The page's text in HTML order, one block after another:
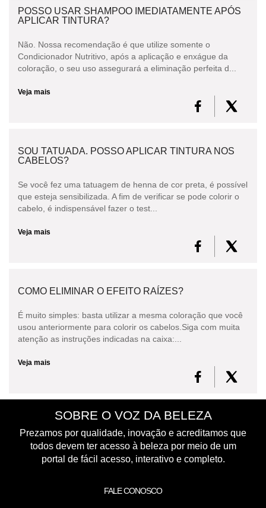
CONSULTORIA DE PRODUTOS L'ORÉAL
POSSO USAR SHAMPOO IMEDIATAMENTE APÓS
APLICAR TINTURA?
Não. Nossa recomendação é que utilize somente o
Condicionador Nutritivo, após a aplicação e enxágue da
coloração, o seu uso assegurará a eliminação perfeita d...
Veja mais
SOU TATUADA. POSSO APLICAR TINTURA NOS
CABELOS?
Se você fez uma tatuagem de henna de cor preta, é possível
que esteja sensibilizada. A fim de verificar se pode colorir o
cabelo, é indispensável fazer o test...
Veja mais
COMO ELIMINAR O EFEITO RAÍZES?
É muito simples: basta utilizar a mesma coloração que você
usou anteriormente para colorir os cabelos.Siga com muita
atenção as instruções indicadas na caixa:...
Veja mais
SOBRE O VOZ DA BELEZA
Prezamos por qualidade, inovação e acreditamos que
todos devem ter acesso à beleza por meio de um
portal de fácil acesso, interativo e completo.
FALE CONOSCO